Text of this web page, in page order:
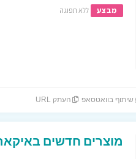
מבצע ללא תפוגה
שיתוף בוואטסאפ העתק URL
מוצרים חדשים